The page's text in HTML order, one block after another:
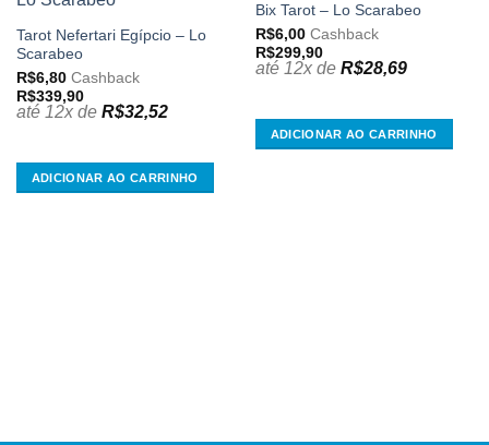
aos
meus
Tarot Nefertari Egípcio – Lo
Scarabeo
R$6,80Cashback
R$339,90
até 12x de R$32,52
ADICIONAR AO CARRINHO
Adicionar
Bix Tarot – Lo Scarabeo
R$6,00Cashback
R$299,90
até 12x de R$28,69
ADICIONAR AO CARRINHO